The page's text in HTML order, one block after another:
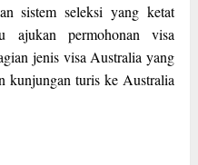
sistem seleksi yang ketat
ajukan permohonan visa
jenis visa Australia yang
kunjungan turis ke Australia